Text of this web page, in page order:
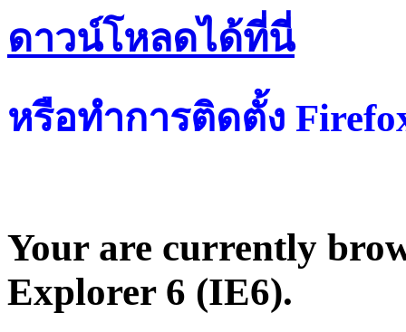
ดาวน์โหลดได้ที่น
หรือทำการติดตั้ง
Your are currently
Explorer 6 (IE6).